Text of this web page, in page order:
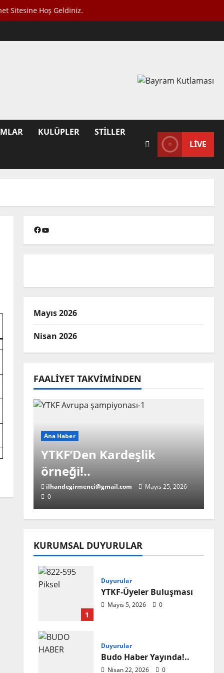
Hoş Geldiniz.
KULÜPLER STILLER
LIVE
Facebook
YouTube
Mayıs 2026
Nisan 2026
FAALIYET TAKVIMINDEN
Ana Haber
YTKF’Den Kardeşlik
örneği!..
ilhandegirmenci@gmail.com
Mayıs 25, 2026
0
YTKF-Üyeleri Buluştu!..
ilhandegirmenci@gmail.com
Mayıs 18, 2026
KURUMSAL DUYURULAR
1
Duyurular
YTKF-Üyeler Buluşması
Mayıs 5, 2026 0
Duyurular
Budo Haber Yayında!..
Nisan 22, 2026 0